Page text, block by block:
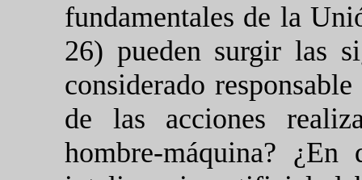
fundamentales de la
26) pueden surgir las
considerado
de las acciones
hombre-máquina?